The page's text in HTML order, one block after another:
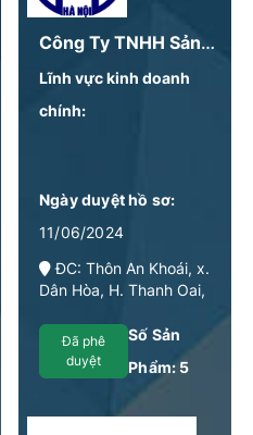
Công Ty TNHH Sản Xuất Và Kinh Doanh Moris
Lĩnh vực kinh doanh
chính:
Ngày duyệt hồ sơ:
11/06/2024
ĐC: Thôn An Khoái, x.
Dân Hòa, H. Thanh Oai,
Đã phê
duyệt
Số Sản
Phẩm: 5